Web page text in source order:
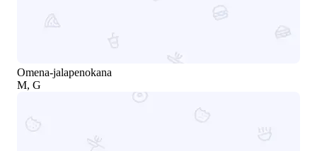
Omena-jalapenokana
M, G